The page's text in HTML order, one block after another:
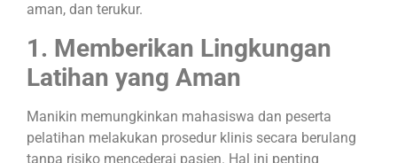
aman, dan terukur.
1. Memberikan Lingkungan
Latihan yang Aman
Manikin memungkinkan mahasiswa dan peserta
pelatihan melakukan prosedur klinis secara berulang
tanpa risiko mencederai pasien. Hal ini penting